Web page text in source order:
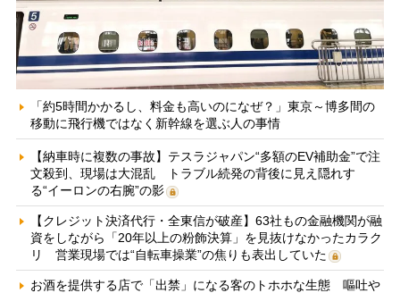
「約5時間かかるし、料金も高いのになぜ？」東京～博多間の
移動に飛行機ではなく新幹線を選ぶ人の事情
【納車時に複数の事故】テスラジャパン“多額のEV補助金”で注
文殺到、現場は大混乱 トラブル続発の背後に見え隠れす
る“イーロンの右腕”の影
【クレジット決済代行・全東信が破産】63社もの金融機関が融
資をしながら「20年以上の粉飾決算」を見抜けなかったカラク
リ 営業現場では“自転車操業”の焦りも表出していた
お酒を提供する店で「出禁」になる客のトホホな生態 嘔吐や